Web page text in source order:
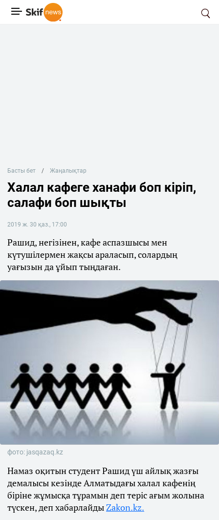
Басты бет Жаңалықтар
Халал кафеге ханафи боп кіріп,
салафи боп шықты
2019 ж. 30 қаз., 17:00
Рашид, негізінен, кафе аспазшысы мен
күтушілермен жақсы араласып, солардың
уағызын да ұйып тыңдаған.
фото: jasqazaq.kz
Намаз оқитын студент Рашид үш айлық жазғы
демалысы кезінде Алматыдағы халал кафенің
біріне жұмысқа тұрамын деп теріс ағым жолына
түскен, деп хабарлайдыZakon.kz.